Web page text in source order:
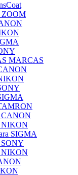
ZOOM
MARCAS
CANON
NIKON
SIGMA
SONY
NIKON